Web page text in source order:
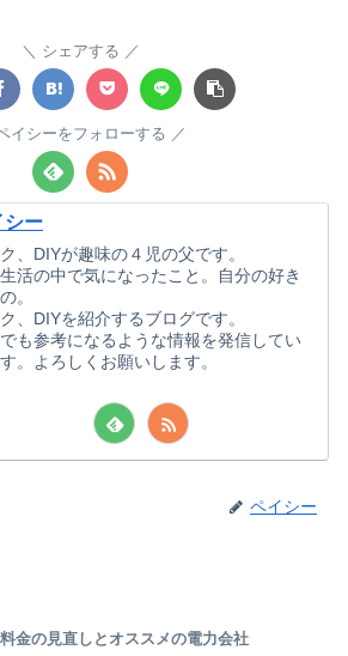
シェアする
イシーをフォローする
シー
、DIYが趣味の４児の父です。
活の中で気になったこと。自分の好き
。
、DIYを紹介するブログです。
も参考になるような情報を発信してい
。よろしくお願いします。
ペイシー
金の見直しとオススメの電力会社